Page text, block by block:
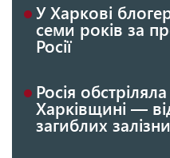
У Харкові
семи років за
Росії
Росія
Харківщині —
загиблих